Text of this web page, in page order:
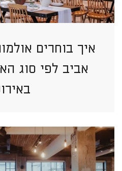
איך בוחרים
אביב לפי סוג